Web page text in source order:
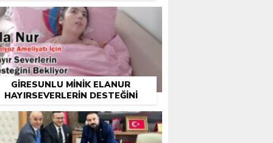
GIRESUNLU MINIK ELANUR
HAYIRSEVERLERIN DESTEĞINI